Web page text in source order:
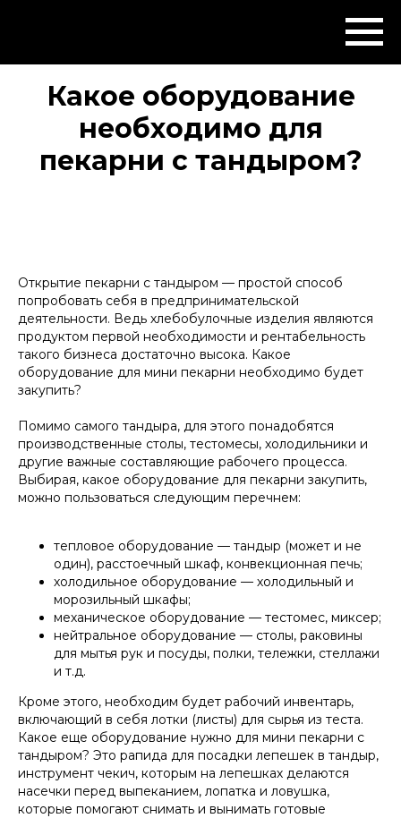
Какое оборудование
необходимо для
пекарни с тандыром?
Открытие пекарни с тандыром — простой способ
попробовать себя в предпринимательской
деятельности. Ведь хлебобулочные изделия являются
продуктом первой необходимости и рентабельность
такого бизнеса достаточно высока. Какое
оборудование для мини пекарни необходимо будет
закупить?
Помимо самого тандыра, для этого понадобятся
производственные столы, тестомесы, холодильники и
другие важные составляющие рабочего процесса.
Выбирая, какое оборудование для пекарни закупить,
можно пользоваться следующим перечнем:
тепловое оборудование — тандыр (может и не
один), расстоечный шкаф, конвекционная печь;
холодильное оборудование — холодильный и
морозильный шкафы;
механическое оборудование — тестомес, миксер;
нейтральное оборудование — столы, раковины
для мытья рук и посуды, полки, тележки, стеллажи
и т.д.
Кроме этого, необходим будет рабочий инвентарь,
включающий в себя лотки (листы) для сырья из теста.
Какое еще оборудование нужно для мини пекарни с
тандыром? Это рапида для посадки лепешек в тандыр,
инструмент чекич, которым на лепешках делаются
насечки перед выпеканием, лопатка и ловушка,
которые помогают снимать и вынимать готовые